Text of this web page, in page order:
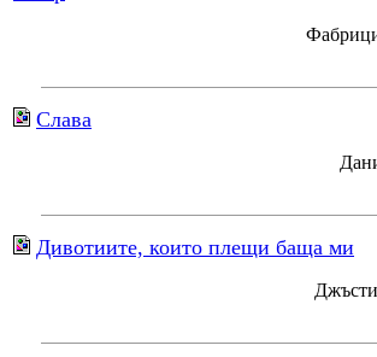
Слава
Дивотиите, които плещи баща ми